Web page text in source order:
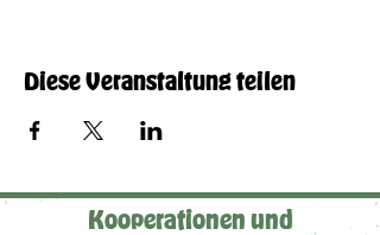
Diese Veranstaltung teilen
Kooperationen und